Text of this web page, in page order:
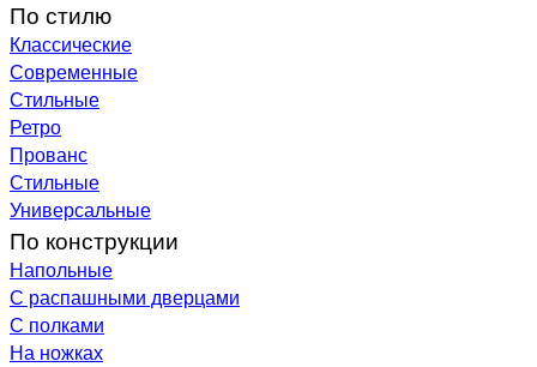
По стилю
Классические
Современные
Стильные
Ретро
Прованс
Стильные
Универсальные
По конструкции
Напольные
С распашными дверцами
С полками
На ножках